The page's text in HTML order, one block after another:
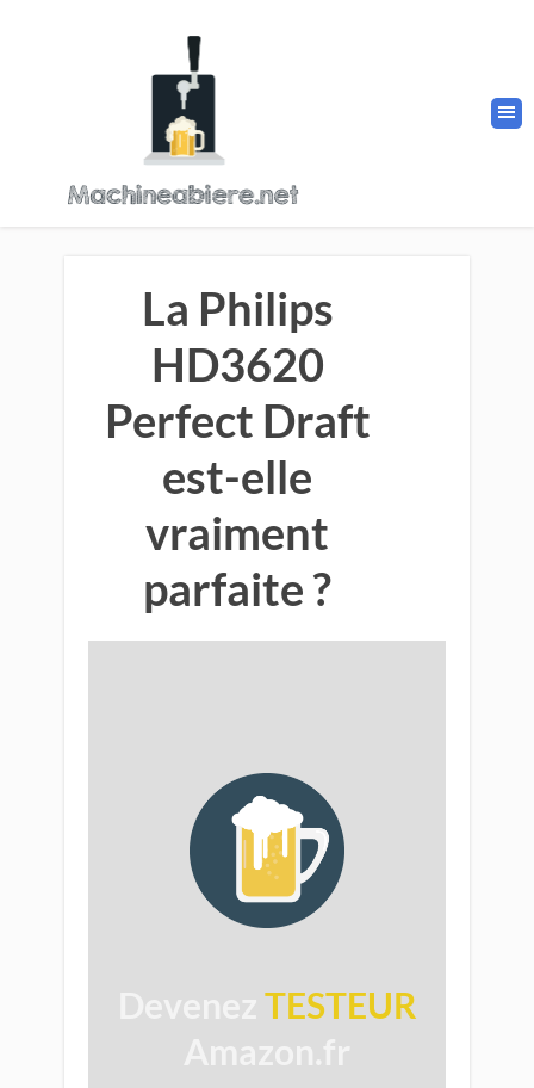
La Philips
HD3620
Perfect Draft
est-elle
vraiment
parfaite ?
TESTEUR